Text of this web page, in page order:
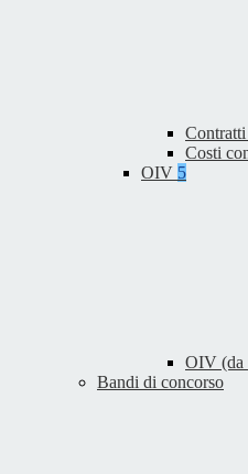
Costi
OIV 5
OIV (da
Bandi di concorso